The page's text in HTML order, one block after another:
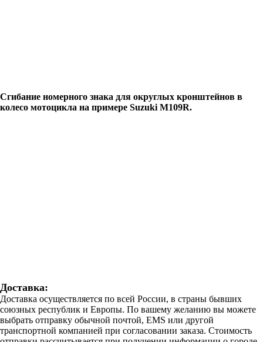
Сгибание номерного знака для округлых кронштейнов в
колесо мотоцикла на примере Suzuki M109R.
Доставка:
Доставка осуществляется по всей России, в страны бывших
союзных республик и Европы. По вашему желанию вы можете
выбрать отправку обычной почтой, EMS или другой
транспортной компанией при согласовании заказа. Стоимость